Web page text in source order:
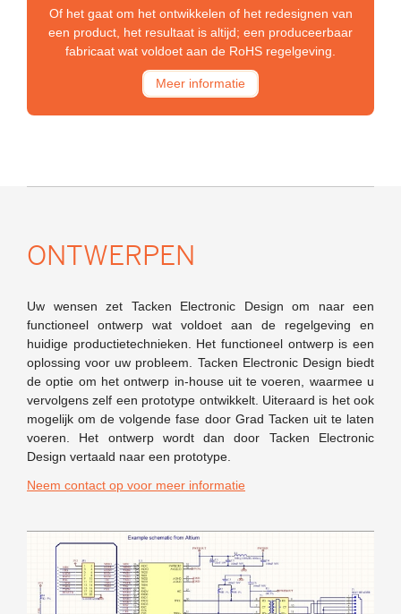
Of het gaat om het ontwikkelen of het redesignen van
een product, het resultaat is altijd; een produceerbaar
fabricaat wat voldoet aan de RoHS regelgeving.
Meer informatie
ONTWERPEN
Uw wensen zet Tacken Electronic Design om naar een
functioneel ontwerp wat voldoet aan de regelgeving en
huidige productietechnieken. Het functioneel ontwerp is een
oplossing voor uw probleem. Tacken Electronic Design biedt
de optie om het ontwerp in-house uit te voeren, waarmee u
vervolgens zelf een prototype ontwikkelt. Uiteraard is het ook
mogelijk om de volgende fase door Grad Tacken uit te laten
voeren. Het ontwerp wordt dan door Tacken Electronic
Design vertaald naar een prototype.
Neem contact op voor meer informatie